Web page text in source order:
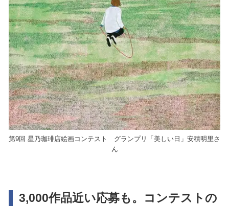
第9回 星乃珈琲店絵画コンテスト グランプリ「美しい日」安積明里さ
ん
3,000作品近い応募も。コンテストの